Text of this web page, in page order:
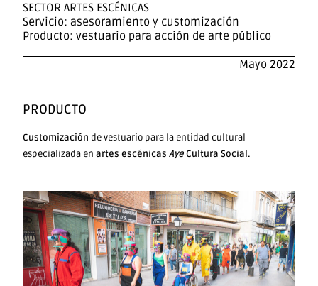
SECTOR ARTES ESCÉNICAS
Servicio: asesoramiento y customización
Producto: vestuario para acción de arte público
Mayo 2022
PRODUCTO
Customización de vestuario para la entidad cultural
especializada enartes escénicas AyeCultura Social.